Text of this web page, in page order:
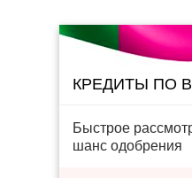
КРЕДИТЫ ПО
Быстрое
шанс одобрения